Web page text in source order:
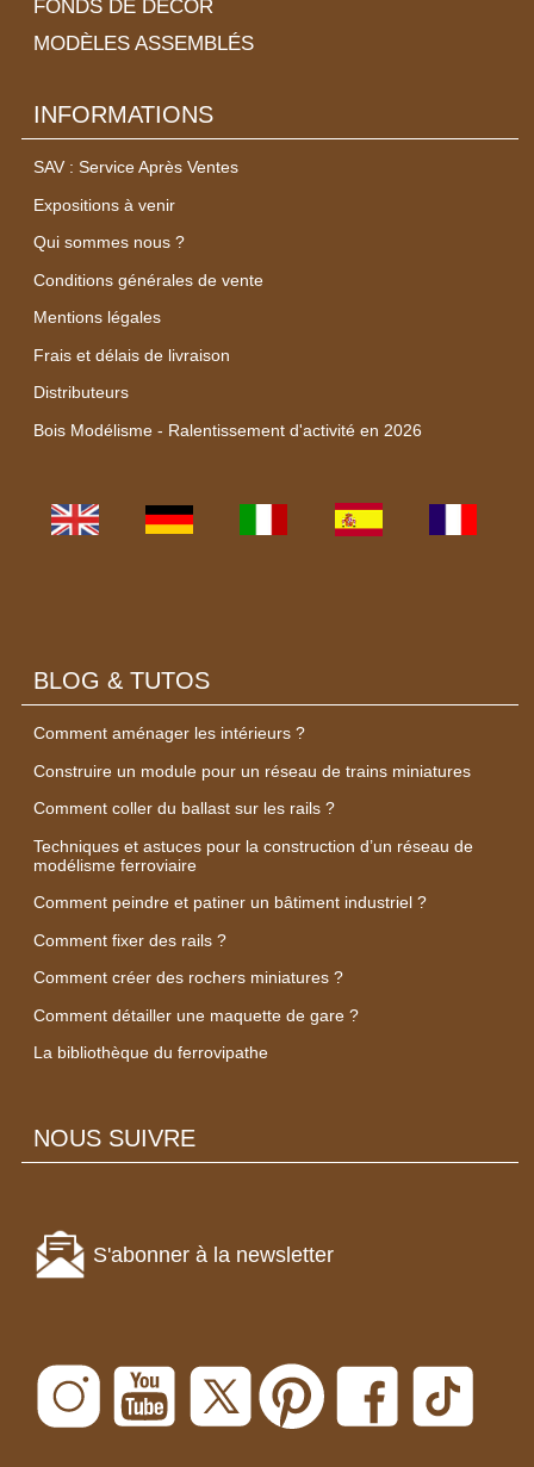
FONDS DE DÉCOR
MODÈLES ASSEMBLÉS
INFORMATIONS
SAV : Service Après Ventes
Expositions à venir
Qui sommes nous ?
Conditions générales de vente
Mentions légales
Frais et délais de livraison
Distributeurs
Bois Modélisme - Ralentissement d'activité en 2026
BLOG & TUTOS
Comment aménager les intérieurs ?
Construire un module pour un réseau de trains miniatures
Comment coller du ballast sur les rails ?
Techniques et astuces pour la construction d’un réseau de
modélisme ferroviaire
Comment peindre et patiner un bâtiment industriel ?
Comment fixer des rails ?
Comment créer des rochers miniatures ?
Comment détailler une maquette de gare ?
La bibliothèque du ferrovipathe
NOUS SUIVRE
S'abonner à la newsletter